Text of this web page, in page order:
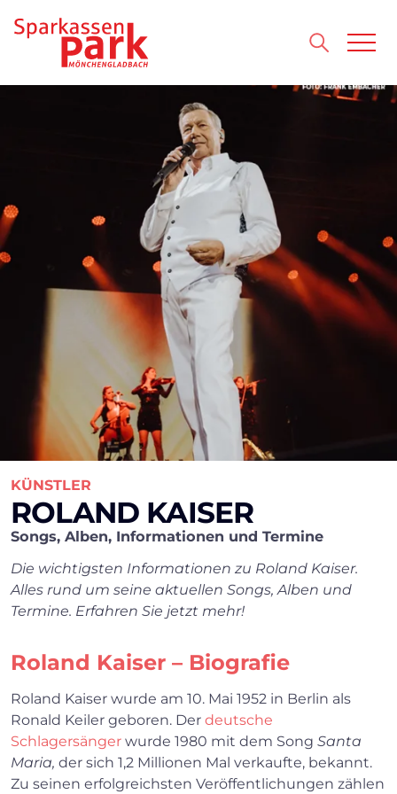
KÜNSTLER
ROLAND KAISER
Songs, Alben, Informationen und Termine
Die wichtigsten Informationen zu Roland Kaiser.
Alles rund um seine aktuellen Songs, Alben und
Termine. Erfahren Sie jetzt mehr!
Roland Kaiser – Biografie
Roland Kaiser wurde am 10. Mai 1952 in Berlin als
Ronald Keiler geboren. Der deutsche
Schlagersänger wurde 1980 mit dem Song Santa
Maria, der sich 1,2 Millionen Mal verkaufte, bekannt.
Zu seinen erfolgreichsten Veröffentlichungen zählen